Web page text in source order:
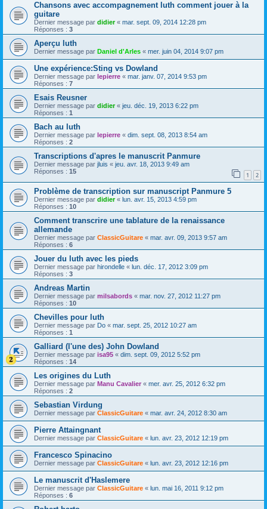
Chansons avec accompagnement luth comment jouer à la
guitare
Dernier message par didier« mar. sept. 09, 2014 12:28 pm
Réponses : 3
Aperçu luth
Dernier message par Daniel d'Arles « mer. juin 04, 2014 9:07 pm
Une expérience:Sting vs Dowland
Dernier message par lepierre « mar. janv. 07, 2014 9:53 pm
Réponses : 7
Esais Reusner
Dernier message par didier« jeu. déc. 19, 2013 6:22 pm
Réponses : 1
Bach au luth
Dernier message par lepierre « dim. sept. 08, 2013 8:54 am
Réponses : 2
Transcriptions d'apres le manuscrit Panmure
Dernier message par jluis « jeu. avr. 18, 2013 9:49 am
Réponses : 15 1 2
Problème de transcription sur manuscript Panmure 5
Dernier message par didier« lun. avr. 15, 2013 4:59 pm
Réponses : 10
Comment transcrire une tablature de la renaissance
allemande
Dernier message par ClassicGuitare « mar. avr. 09, 2013 9:57 am
Réponses : 6
Jouer du luth avec les pieds
Dernier message par hirondelle « lun. déc. 17, 2012 3:09 pm
Réponses : 3
Andreas Martin
Dernier message par milsabords « mar. nov. 27, 2012 11:27 pm
Réponses : 10
Chevilles pour luth
Dernier message par Do « mar. sept. 25, 2012 10:27 am
Réponses : 1
Galliard (l'une des) John Dowland
Dernier message par isa95 « dim. sept. 09, 2012 5:52 pm
Réponses : 14
Les origines du Luth
Dernier message par Manu Cavalier « mer. avr. 25, 2012 6:32 pm
Réponses : 2
Sebastian Virdung
Dernier message par ClassicGuitare « mar. avr. 24, 2012 8:30 am
Pierre Attaingnant
Dernier message par ClassicGuitare « lun. avr. 23, 2012 12:19 pm
Francesco Spinacino
Dernier message par ClassicGuitare « lun. avr. 23, 2012 12:16 pm
Le manuscrit d'Haslemere
Dernier message par ClassicGuitare « lun. mai 16, 2011 9:12 pm
Réponses : 6